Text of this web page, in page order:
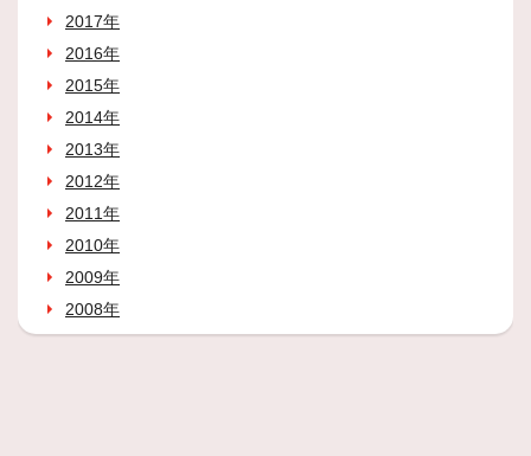
2017年
2016年
2015年
2014年
2013年
2012年
2011年
2010年
2009年
2008年